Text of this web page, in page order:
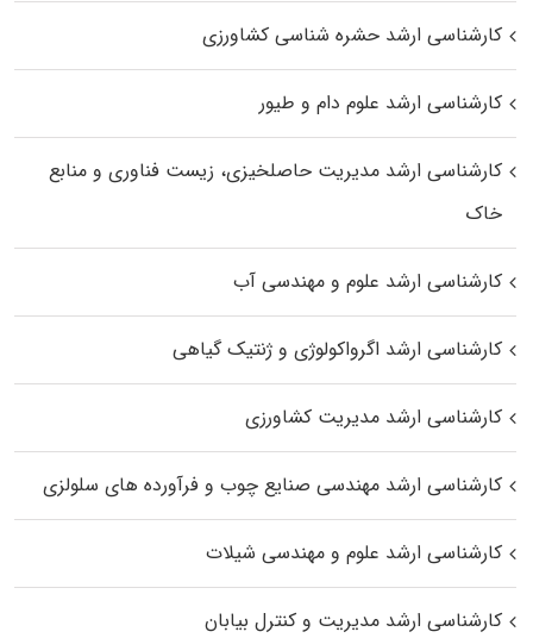
کارشناسی ارشد حشره‌ شناسی کشاورزی
کارشناسی ارشد علوم دام و طیور
کارشناسی ارشد مدیریت حاصلخیزی، زیست فناوری و منابع
خاک
کارشناسی ارشد علوم و مهندسی آب
کارشناسی ارشد اگرواکولوژی و ژنتیک گیاهی
کارشناسی ارشد مدیریت کشاورزی
کارشناسی ارشد مهندسی صنایع چوب و فرآورده‌ های سلولزی
کارشناسی ارشد علوم و مهندسی شیلات
کارشناسی ارشد مدیریت و کنترل بیابان